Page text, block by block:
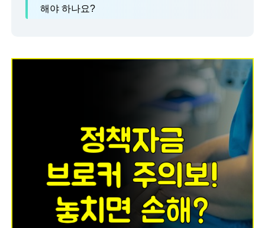
해야 하나요?